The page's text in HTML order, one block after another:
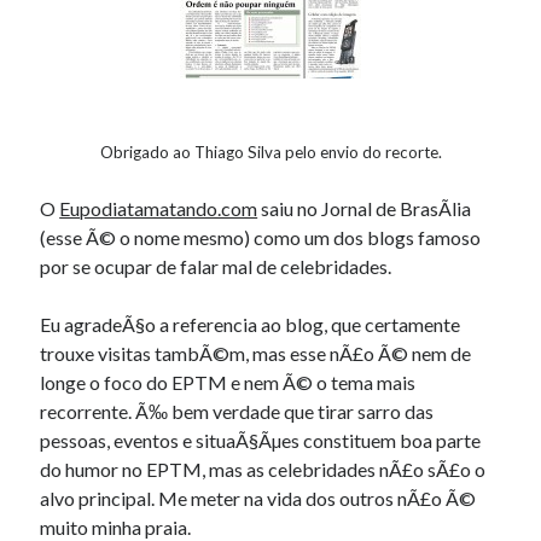
Douglas Adams on the English–American cultural divide over “heroes”
Drawing: chibi in 2 heads proportion
a page that downloads itself
Jacques Cousteau and his crew in a submersible during the Conshelf II
Obrigado ao Thiago Silva pelo envio do recorte.
O Eupodiatamatando.comsaiu no Jornal de BrasÃ­lia
(esse Ã© o nome mesmo) como um dos blogs famoso
por se ocupar de falar mal de celebridades.
Eu agradeÃ§o a referencia ao blog, que certamente
trouxe visitas tambÃ©m, mas esse nÃ£o Ã© nem de
longe o foco do EPTM e nem Ã© o tema mais
recorrente. Ã‰ bem verdade que tirar sarro das
pessoas, eventos e situaÃ§Ãµes constituem boa parte
do humor no EPTM, mas as celebridades nÃ£o sÃ£o o
alvo principal. Me meter na vida dos outros nÃ£o Ã©
muito minha praia.